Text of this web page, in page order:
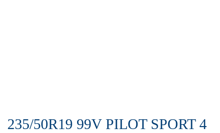
235/50R19 99V PILOT SPORT 4